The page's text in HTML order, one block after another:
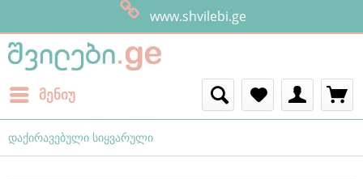
www.shvilebi.ge
მენიუ
დაქირავებული სიყვარული